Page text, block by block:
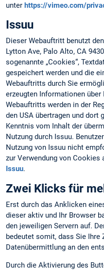
unter https://vimeo.com/
Issuu
Dieser Webauftritt benutzt
Lytton Ave, Palo Alto, CA
sogenannte „Cookies“,
gespeichert werden und die
Webauftritts durch Sie
erzeugten Informationen über
Webauftritts werden in der
den USA übertragen und dort
Kenntnis vom Inhalt der
Nutzung durch Issuu.
Nutzung von Issuu nicht
zur Verwendung von Cookies
Issuu.
Zwei Klicks für
Erst durch das Anklicken
dieser aktiv und Ihr Browser
den jeweiligen Servern auf.
bedeutet somit, dass Sie Ihre
Datenübermittlung an den
Durch die Aktivierung des